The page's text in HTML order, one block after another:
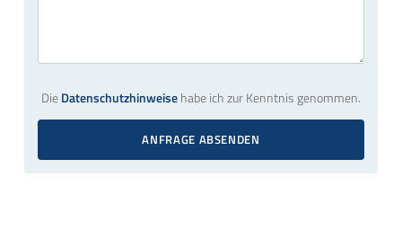
DieDatenschutzhinweisehabe ich zur Kenntnis genommen.
ANFRAGE ABSENDEN